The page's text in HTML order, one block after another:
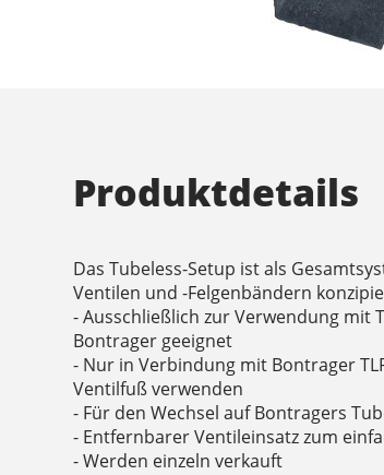
Produktdetails
Das Tubeless-Setup ist als
Ventilen und -Felgenbändern
- Ausschließlich zur Verwendung mit
Bontrager geeignet
- Nur in Verbindung mit Bontrager
Ventilfuß verwenden
- Für den Wechsel auf Bontragers
- Entfernbarer Ventileinsatz zum
- Werden einzeln verkauft